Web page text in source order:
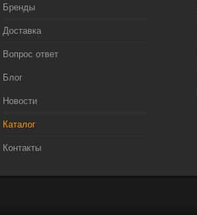
Бренды
Доставка
Вопрос ответ
Блог
Новости
Каталог
Контакты